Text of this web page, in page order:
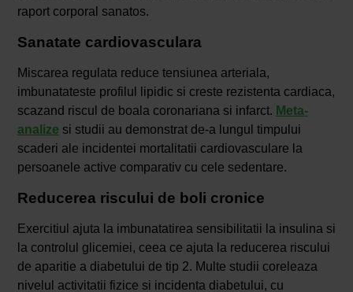
raport corporal sanatos.
Sanatate cardiovasculara
Miscarea regulata reduce tensiunea arteriala,
imbunatateste profilul lipidic si creste rezistenta cardiaca,
scazand riscul de boala coronariana si infarct. Meta-
analize si studii au demonstrat de-a lungul timpului
scaderi ale incidentei mortalitatii cardiovasculare la
persoanele active comparativ cu cele sedentare.
Reducerea riscului de boli cronice
Exercitiul ajuta la imbunatatirea sensibilitatii la insulina si
la controlul glicemiei, ceea ce ajuta la reducerea riscului
de aparitie a diabetului de tip 2. Multe studii coreleaza
nivelul activitatii fizice si incidenta diabetului, cu